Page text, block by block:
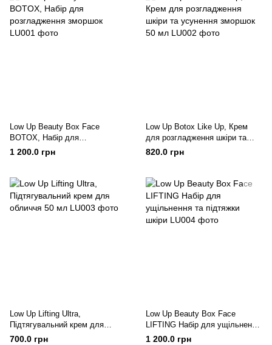
Low Up Beauty Box Face
BOTOX, Набір для
розгладження зморшок
1 200.0 грн
Low Up Botox Like Up, Крем
для розгладження шкіри та
усунення зморшок 50 мл
820.0 грн
Low Up Lifting Ultra,
Підтягувальний крем для
обличчя 50 мл
700.0 грн
Low Up Beauty Box Face
LIFTING Набір для ущільнення
та підтяжки шкіри
1 200.0 грн